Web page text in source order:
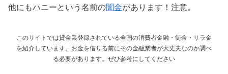
他にもハニーという名前の闇金があります！注意。